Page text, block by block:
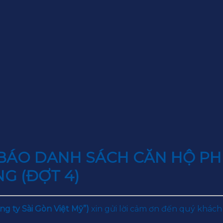
DANH SÁCH CĂN HỘ
(ĐỢT 4)
ty Sài Gòn Việt Mỹ”) xin gửi lời cảm ơn đến quý